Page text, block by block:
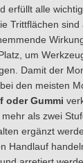
erfüllt alle
Trittflächen sind
um
Damit der
den meisten
oder Gummi
als zwei
ergänzt
Handlauf